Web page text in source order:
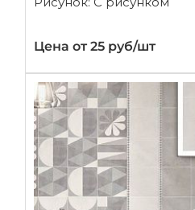
Цена от 25 руб/шт